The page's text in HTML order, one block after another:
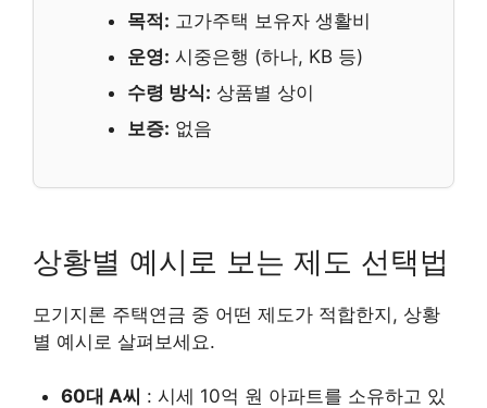
목적: 고가주택 보유자 생활비
운영: 시중은행 (하나, KB 등)
수령 방식: 상품별 상이
보증: 없음
상황별 예시로 보는 제도 선택법
모기지론 주택연금 중 어떤 제도가 적합한지, 상황
별 예시로 살펴보세요.
60대 A씨 : 시세 10억 원 아파트를 소유하고 있